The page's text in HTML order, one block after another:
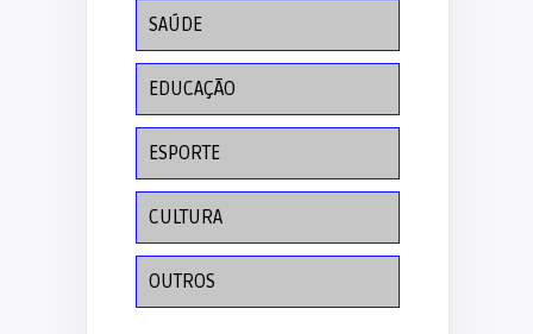
SAÚDE
EDUCAÇÃO
ESPORTE
CULTURA
OUTROS